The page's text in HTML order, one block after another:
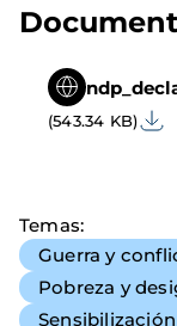
(543.34 KB)
Temas
Guerra y
Pobreza y